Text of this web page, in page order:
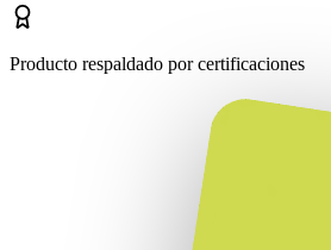
Producto respaldado por certificaciones